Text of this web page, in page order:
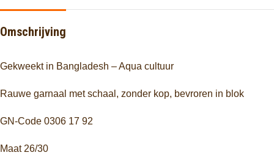
Omschrijving
Gekweekt in Bangladesh – Aqua cultuur
Rauwe garnaal met schaal, zonder kop, bevroren in blok
GN-Code 0306 17 92
Maat 26/30